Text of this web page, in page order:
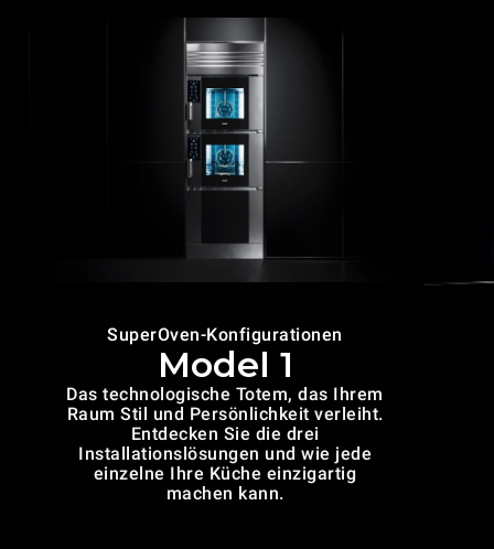
SuperOven-Konfigurationen
Model 1
Das technologische Totem, das Ihrem
Raum Stil und Persönlichkeit verleiht.
Entdecken Sie die drei
Installationslösungen und wie jede
einzelne Ihre Küche einzigartig
machen kann.